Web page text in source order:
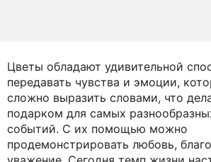
Цветы обладают удивительной
передавать чувства и эмоции,
сложно выразить словами, что
подарком для самых
событий. С их помощью можно
продемонстрировать любовь,